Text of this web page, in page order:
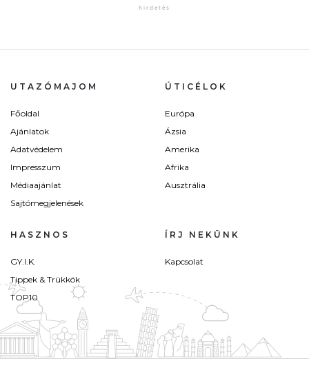
UTAZÓMAJOM
Főoldal
Ajánlatok
Adatvédelem
Impresszum
Médiaajánlat
Sajtómegjelenések
ÚTICÉLOK
Európa
Ázsia
Amerika
Afrika
Ausztrália
HASZNOS
GY.I.K.
Tippek & Trükkök
TOP10
ÍRJ NEKÜNK
Kapcsolat